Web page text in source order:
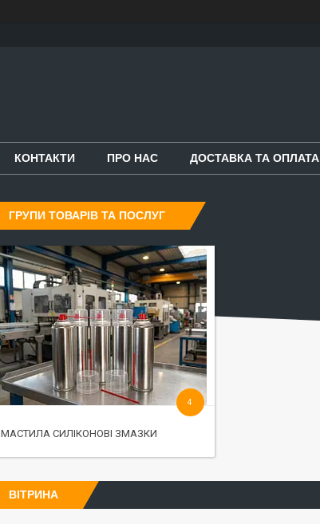
КОНТАКТИ ПРО НАС ДОСТАВКА ТА ОПЛАТА
ГРУПИ ТОВАРІВ ТА ПОСЛУГ
МАСТИЛА СИЛІКОНОВІ ЗМАЗКИ
4
ВІТРИНА